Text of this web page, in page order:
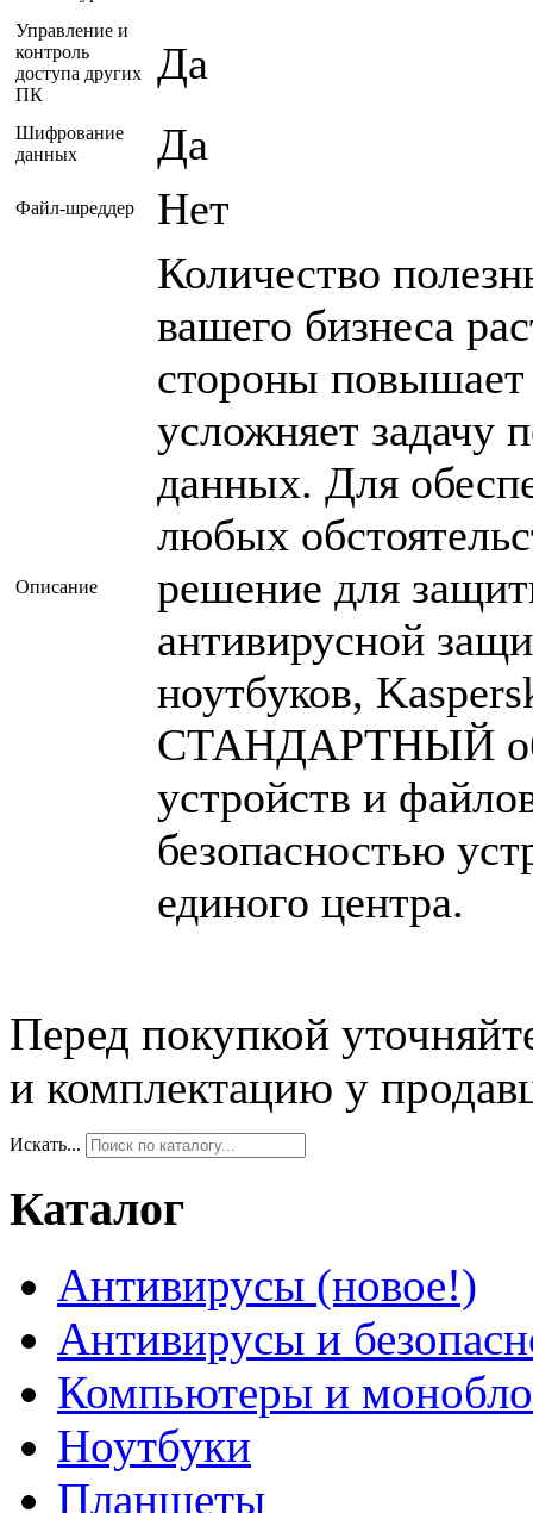
Управление и
контроль
доступа других
ПК
Да
Шифрование
данных
Да
Файл-шреддер Нет
Описание
Количество
вашего бизнеса
стороны повышает
усложняет задачу
данных. Для
любых
решение для
антивирусной
ноутбуков,
СТАНДАРТНЫЙ
устройств и
безопасностью
единого центра.
Перед покупкой
и комплектацию у
Искать...
Каталог
Антивирусы (новое!)
Антивирусы и
Компьютеры и
Ноутбуки
Планшеты